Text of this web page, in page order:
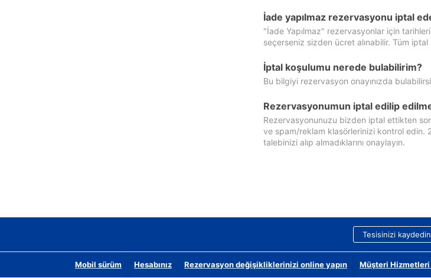
İade yapılmaz rezervasyonu iptal
"İade Yapılmaz" rezervasyonlar için
seçerseniz sizden ücret alınabilir. Tüm
İptal koşulumu nerede bulabilirim?
Bu bilgiyi rezervasyon onayınızda
Rezervasyonumun iptal edilip
Rezervasyonunuzu bizden iptal ettikten
ve spam/reklam klasörlerinizi kontrol edin.
talebinizi alıp almadıklarını onaylayın.
Tesisinizi kaydedin
Mobil sürüm Hesabınız Rezervasyon değişikliklerinizi online yapın Müşteri Hizmetleri